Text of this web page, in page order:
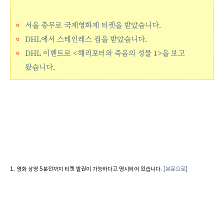
서울 충무로 국제영화제 티켓을 받았습니다.
DHL에서 스테인레스 컵을 받았습니다.
DHL 이벤트로 <해리포터와 죽음의 성물 1>을 보고
왔습니다.
영화 상영 5분전까지 티켓 발권이 가능하다고 명시되어 있습니다. [본문으로]